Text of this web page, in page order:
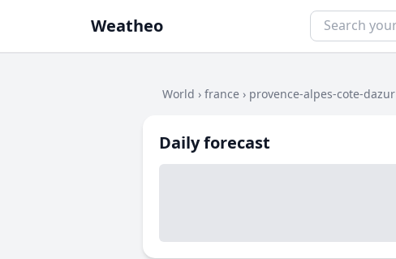
Weatheo
World › france › provence-alpes-cote-dazur
Daily forecast